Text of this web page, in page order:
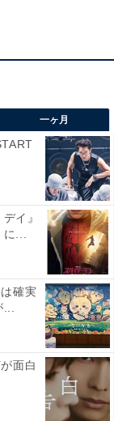
まんまと引っ
ですからご心
は嫌いな言葉
出し、頼れる
な！助けてく
と朔太郎の会
えが間違って
てください」
「1万円あげ
、「どんなに
いけないな」
一ヶ月
イ』
...
確実
面白